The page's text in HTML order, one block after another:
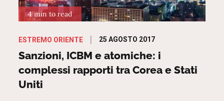
4 min to read
ESTREMO ORIENTE
Posted
on
25 AGOSTO 2017
Sanzioni, ICBM e atomiche: i
complessi rapporti tra Corea e Stati
Uniti